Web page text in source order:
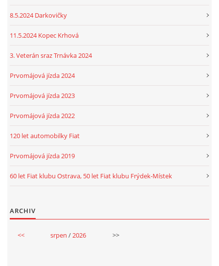
8.5.2024 Darkovičky
11.5.2024 Kopec Krhová
3. Veterán sraz Trnávka 2024
Prvomájová jízda 2024
Prvomájová jízda 2023
Prvomájová jízda 2022
120 let automobilky Fiat
Prvomájová jízda 2019
60 let Fiat klubu Ostrava, 50 let Fiat klubu Frýdek-Místek
ARCHIV
<< srpen / 2026 >>